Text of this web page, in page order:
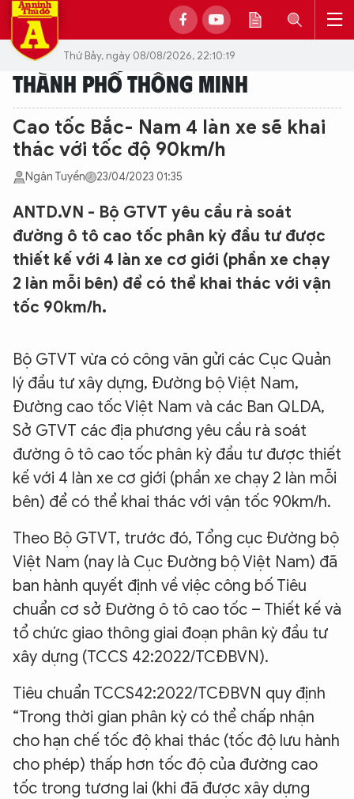
Thứ Bảy, ngày 08/08/2026, 22:10:19
THÀNH PHỐ THÔNG MINH
Cao tốc Bắc- Nam 4 làn xe sẽ khai
thác với tốc độ 90km/h
Ngân Tuyền 23/04/2023 01:35
ANTD.VN - Bộ GTVT yêu cầu rà soát
đường ô tô cao tốc phân kỳ đầu tư được
thiết kế với 4 làn xe cơ giới (phần xe chạy
2 làn mỗi bên) để có thể khai thác với vận
tốc 90km/h.
Bộ GTVT vừa có công văn gửi các Cục Quản
lý đầu tư xây dựng, Đường bộ Việt Nam,
Đường cao tốc Việt Nam và các Ban QLDA,
Sở GTVT các địa phương yêu cầu rà soát
đường ô tô cao tốc phân kỳ đầu tư được thiết
kế với 4 làn xe cơ giới (phần xe chạy 2 làn mỗi
bên) để có thể khai thác với vận tốc 90km/h.
Theo Bộ GTVT, trước đó, Tổng cục Đường bộ
Việt Nam (nay là Cục Đường bộ Việt Nam) đã
ban hành quyết định về việc công bố Tiêu
chuẩn cơ sở Đường ô tô cao tốc – Thiết kế và
tổ chức giao thông giai đoạn phân kỳ đầu tư
xây dựng (TCCS 42:2022/TCĐBVN).
Tiêu chuẩn TCCS42:2022/TCĐBVN quy định
“Trong thời gian phân kỳ có thể chấp nhận
cho hạn chế tốc độ khai thác (tốc độ lưu hành
cho phép) thấp hơn tốc độ của đường cao
tốc trong tương lai (khi đã được xây dựng